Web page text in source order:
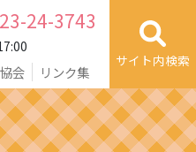
会 リンク集
24-3743
サイト内検索